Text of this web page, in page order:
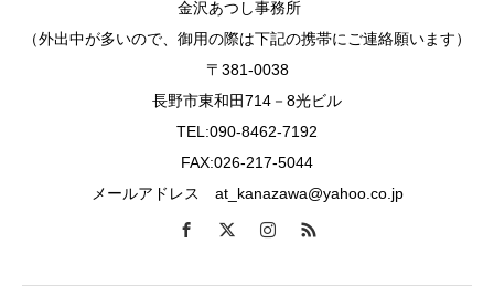
金沢あつし事務所
（外出中が多いので、御用の際は下記の携帯にご連絡願います）
〒381-0038
長野市東和田714－8光ビル
TEL:090-8462-7192
FAX:026-217-5044
メールアドレス at_kanazawa@yahoo.co.jp